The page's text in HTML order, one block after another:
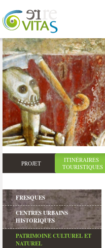
PROJET
ITINÉRAIRES
TOURISTIQUES
FRESQUES
CENTRES URBAINS
HISTORIQUES
PATRIMOINE CULTUREL ET
NATUREL